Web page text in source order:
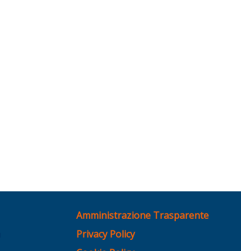
Amministrazione Trasparente
Privacy Policy